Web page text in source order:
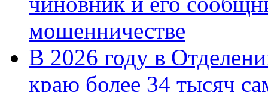
мошенничестве
В 2026 году в
краю более 34 тысяч